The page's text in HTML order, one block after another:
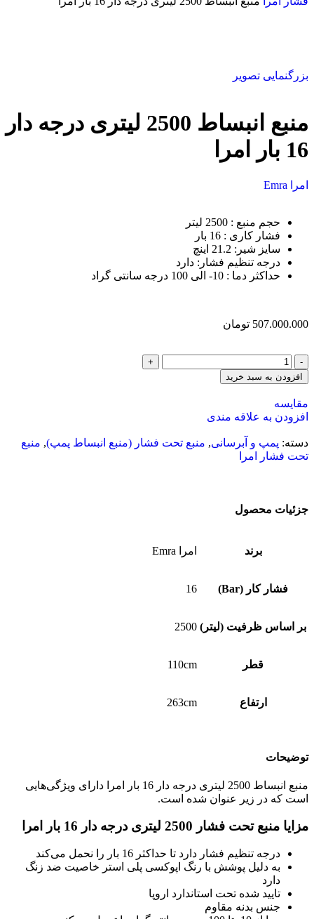
بزرگنمایی تصویر
منبع انبساط 2500 لیتری درجه دار
16 بار امرا
امرا Emra
حجم منبع : 2500 لیتر
فشار کاری : 16 بار
سایز شیر : 21.2 اینچ
درجه تنظیم فشار : دارد
حداکثر دما : 10- الی 100 درجه سانتی گراد
507.000.000 تومان
افزودن به سبد خرید
مقایسه
افزودن به علاقه مندی
دسته: پمپ و آبرسانی, منبع تحت فشار (منبع انبساط پمپ), منبع
تحت فشار امرا
جزئیات محصول
برند امرا Emra
فشار کار (Bar) 16
بر اساس ظرفیت (لیتر) 2500
قطر 110cm
ارتفاع 263cm
توضیحات
منبع انبساط 2500 لیتری درجه دار 16 بار امرا دارای ویژگی‌هایی
است که در زیر عنوان شده است.
مزایا منبع تحت فشار 2500 لیتری درجه دار 16 بار امرا
درجه تنظیم فشار دارد تا حداکثر 16 بار را نحمل می‌کند
به دلیل پوشش با رنگ اپوکسی پلی استر خاصیت ضد زنگ
دارد
تایید شده تحت استاندارد اروپا
جنس بدنه مقاوم